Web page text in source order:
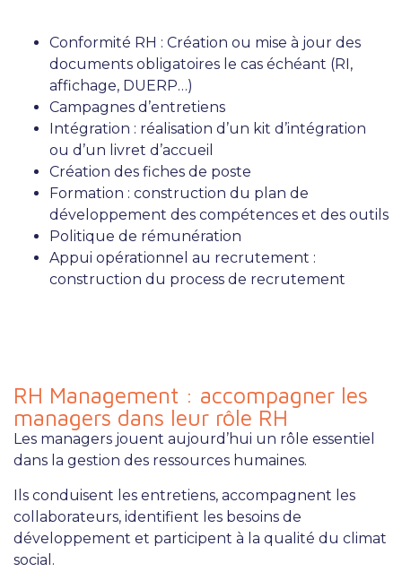
Conformité RH : Création ou mise à jour des
documents obligatoires le cas échéant (RI,
affichage, DUERP…)
Campagnes d’entretiens
Intégration : réalisation d’un kit d’intégration
ou d’un livret d’accueil
Création des fiches de poste
Formation : construction du plan de
développement des compétences et des outils
Politique de rémunération
Appui opérationnel au recrutement :
construction du process de recrutement
RH Management : accompagner les
managers dans leur rôle RH
Les managers jouent aujourd’hui un rôle essentiel
dans la gestion des ressources humaines.
Ils conduisent les entretiens, accompagnent les
collaborateurs, identifient les besoins de
développement et participent à la qualité du climat
social.